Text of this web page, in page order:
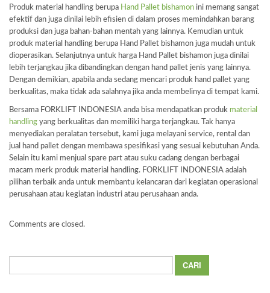
Produk material handling berupa Hand Pallet bishamon ini memang sangat
efektif dan juga dinilai lebih efisien di dalam proses memindahkan barang
produksi dan juga bahan-bahan mentah yang lainnya. Kemudian untuk
produk material handling berupa Hand Pallet bishamon juga mudah untuk
dioperasikan. Selanjutnya untuk harga Hand Pallet bishamon juga dinilai
lebih terjangkau jika dibandingkan dengan hand pallet jenis yang lainnya.
Dengan demikian, apabila anda sedang mencari produk hand pallet yang
berkualitas, maka tidak ada salahnya jika anda membelinya di tempat kami.
Bersama FORKLIFT INDONESIA anda bisa mendapatkan produk material
handling yang berkualitas dan memiliki harga terjangkau. Tak hanya
menyediakan peralatan tersebut, kami juga melayani service, rental dan
jual hand pallet dengan membawa spesifikasi yang sesuai kebutuhan Anda.
Selain itu kami menjual spare part atau suku cadang dengan berbagai
macam merk produk material handling. FORKLIFT INDONESIA adalah
pilihan terbaik anda untuk membantu kelancaran dari kegiatan operasional
perusahaan atau kegiatan industri atau perusahaan anda.
Comments are closed.
untuk: